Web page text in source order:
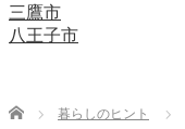
三鷹市
八王子市
Home 暮らしのヒント